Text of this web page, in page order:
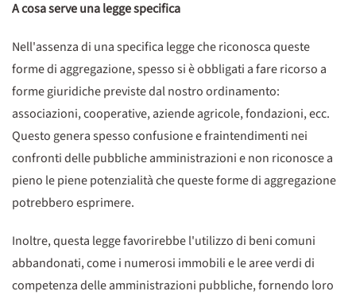
A cosa serve una legge specifica
Nell'assenza di una specifica legge che riconosca queste
forme di aggregazione, spesso si è obbligati a fare ricorso a
forme giuridiche previste dal nostro ordinamento:
associazioni, cooperative, aziende agricole, fondazioni, ecc.
Questo genera spesso confusione e fraintendimenti nei
confronti delle pubbliche amministrazioni e non riconosce a
pieno le piene potenzialità che queste forme di aggregazione
potrebbero esprimere.
Inoltre, questa legge favorirebbe l'utilizzo di beni comuni
abbandonati, come i numerosi immobili e le aree verdi di
competenza delle amministrazioni pubbliche, fornendo loro